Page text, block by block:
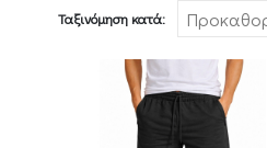
Ταξινόμηση κατά: